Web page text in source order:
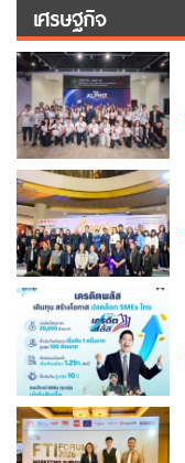
เศรษฐกิจ